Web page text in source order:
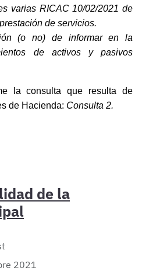
varias RICAC 10/02/2021 de
de servicios.
(o no) de informar en la
de activos y pasivos
la consulta que resulta de
de Hacienda: Consulta 2.
de la
2021